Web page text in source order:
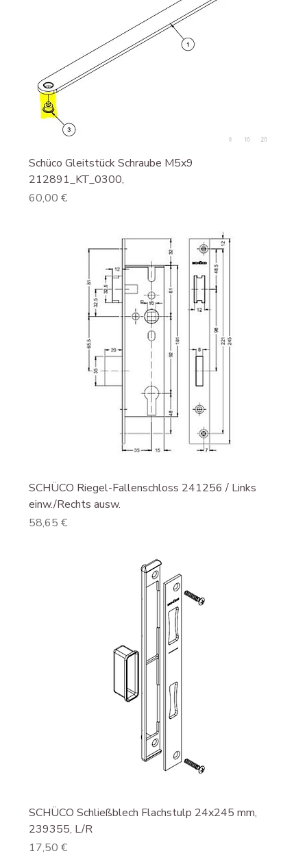
Schüco Gleitstück Schraube M5x9
212891_KT_0300,
Preis
60,00 €
SCHÜCO Riegel-Fallenschloss 241256 / Links
einw./Rechts ausw.
Preis
58,65 €
SCHÜCO Schließblech Flachstulp 24x245 mm,
239355, L/R
Preis
17,50 €